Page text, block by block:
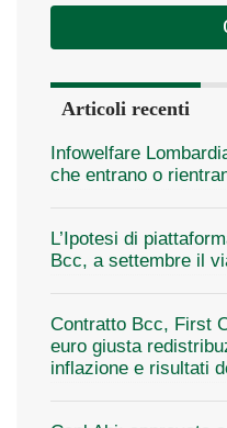
Articoli recenti
Infowelfare
che entrano o
L’Ipotesi di
Bcc, a settembre il
Contratto Bcc, First
euro giusta
inflazione e risultati